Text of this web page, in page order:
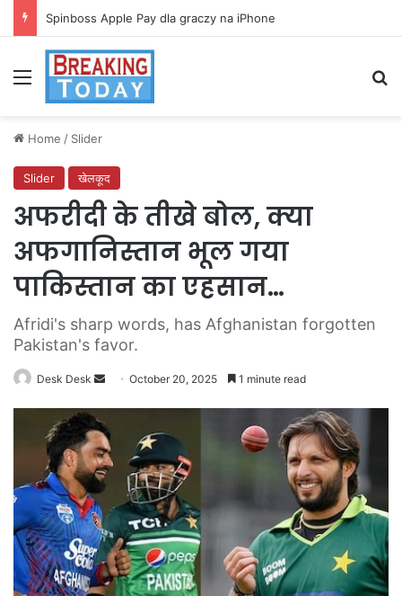
Spinboss Apple Pay dla graczy na iPhone
Menu
Home / Slider
Slider खेलकूद
अफरीदी के तीखे बोल, क्या
अफगानिस्तान भूल गया
पाकिस्तान का एहसान…
Afridi's sharp words, has Afghanistan forgotten
Pakistan's favor.
Desk Desk
SendOctober 20, 2025 1 minute read